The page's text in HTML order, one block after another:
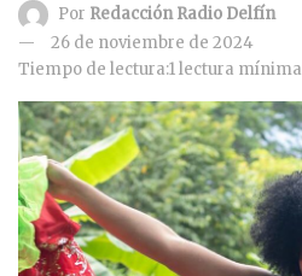
Por Redacción Radio Delfín
26 de noviembre de 2024
Tiempo de lectura:1 lectura mínima